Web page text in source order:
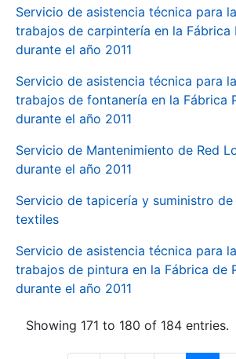
Servicio de asistencia técnica para
trabajos de carpintería en la Fábrica
durante el año 2011
Servicio de asistencia técnica para
trabajos de fontanería en la Fábrica
durante el año 2011
Servicio de Mantenimiento de Red
durante el año 2011
Servicio de tapicería y suministro
textiles
Servicio de asistencia técnica para
trabajos de pintura en la Fábrica de
durante el año 2011
Showing 171 to 180 of 184 entries.